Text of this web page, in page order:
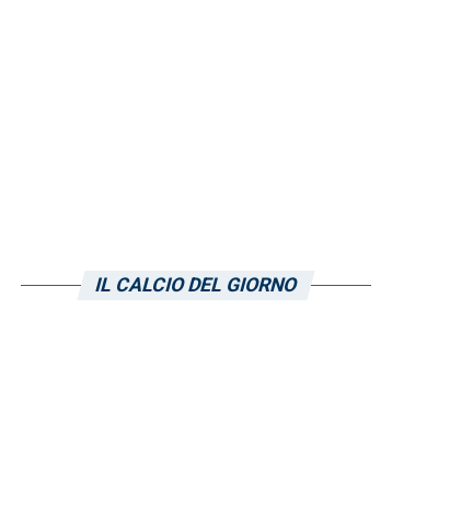
IL CALCIO DEL GIORNO